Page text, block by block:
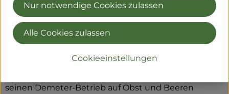
Naturgut Hörnle und liegt in Schallstadt-Mengen,
seinen Demeter-Betrieb auf Obst und Beeren
Cookieeinstellungen
Nur notwendige Cookies zulassen
Alle Cookies zulassen